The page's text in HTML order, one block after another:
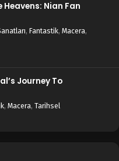
Nian Fan
, Fantastik, Macera,
Journey To
, Macera, Tarihsel